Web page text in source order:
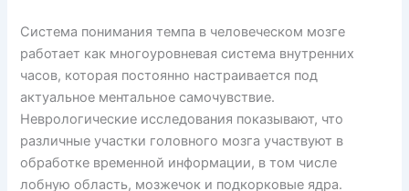
Система понимания темпа в человеческом мозге
работает как многоуровневая система внутренних
часов, которая постоянно настраивается под
актуальное ментальное самочувствие.
Неврологические исследования показывают, что
различные участки головного мозга участвуют в
обработке временной информации, в том числе
лобную область, мозжечок и подкорковые ядра.